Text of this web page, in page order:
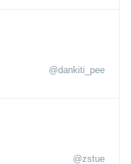
@dankiti_pee
@zstue